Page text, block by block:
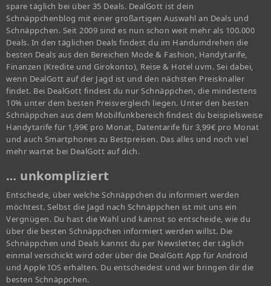
spare täglich bei über 35 Deals. DealGott ist dein
Schnäppchenblog mit einer großartigen Auswahl an Deals und
Schnäppchen. Seit 2009 sind es nun schon weit mehr als 100.000
Deals. In den täglichen Deals findest du im Handumdrehen die
besten Deals aus den Bereichen Mode & Fashion, Handytarife,
Finanzen (Kredite und Girokonto), Reise & Hotel uvm. Sei dabei,
wenn DealGott auf der Jagd ist und den nächsten Preisknaller
findet. Bei DealGott findest du nur Schnäppchen, die mindestens
10% unter dem besten Preisvergleich liegen. Unter den besten
Schnäppchen aus dem Mobilfunkbereich findest du beispielsweise
Handytarife für 1,99€ pro Monat, Datentarife für 3,99€ pro Monat
und auch Smartphones zu Bestpreisen. Das alles und noch viel
mehr wartet bei DealGott auf dich.
… unkompliziert
Entscheide, über welche Schnäppchen du informiert werden
möchtest. Selbst die Jagd nach Schnäppchen ist mit uns ein
Vergnügen. Du hast die Wahl und kannst so entscheide, wie du
über die besten Schnäppchen informiert werden willst. Die
Schnäppchen und Deals kannst du per Newsletter, der täglich
einmal verschickt wird oder über die DealGott App für Android
und Apple IOS erhalten. Du entscheidest und wir bringen dir die
besten Schnäppchen.